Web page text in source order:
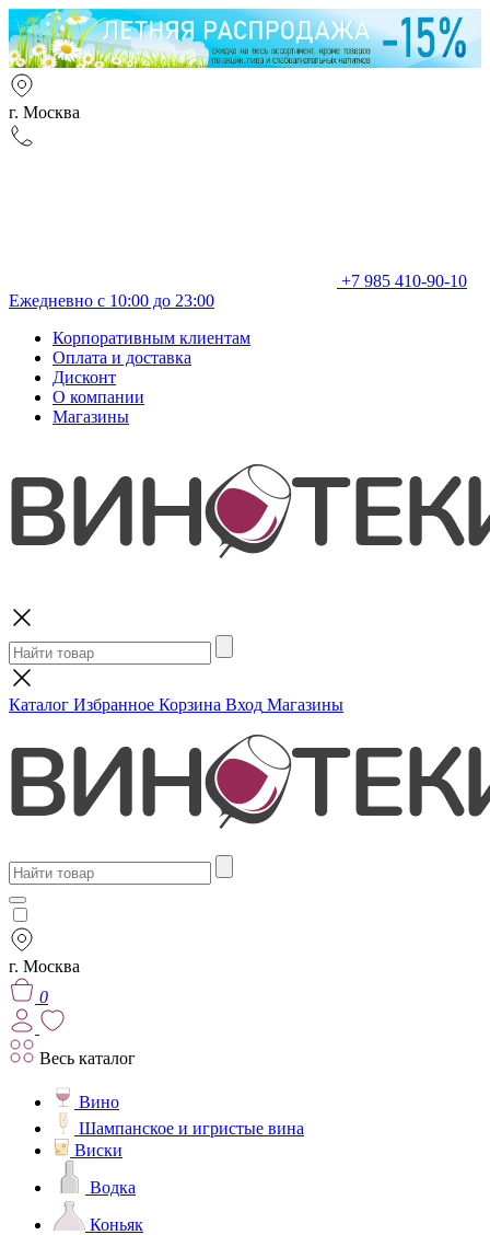
г. Москва
+7 985 410-90-10
Ежедневно с 10:00 до 23:00
Корпоративным клиентам
Оплата и доставка
Дисконт
О компании
Магазины
Каталог Избранное Корзина Вход Магазины
г. Москва
0
Весь каталог
Вино
Шампанское и игристые вина
Виски
Водка
Коньяк